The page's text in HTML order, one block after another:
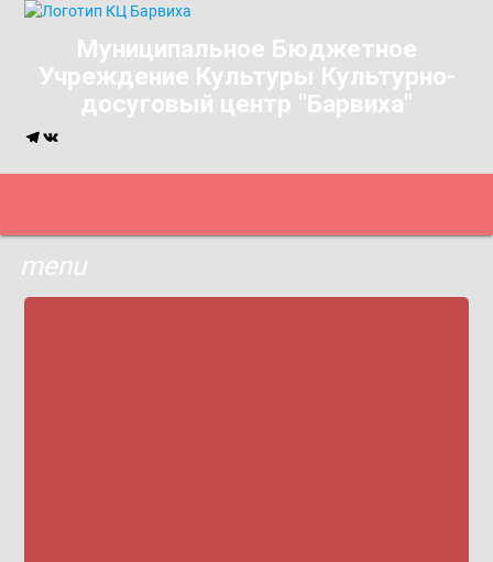
Муниципальное Бюджетное
Учреждение Культуры Культурно-
досуговый центр "Барвиха"
menu